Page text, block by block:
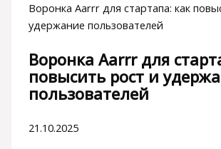
Воронка Aarrr для стартапа: как
удержание пользователей
Воронка Aarrr для
повысить рост и
пользователей
21.10.2025